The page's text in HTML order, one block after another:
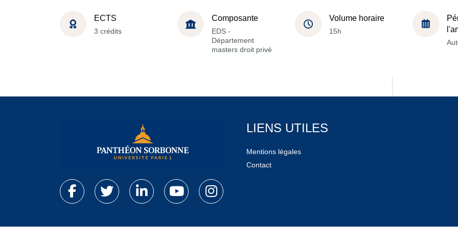
ECTS
3 crédits
Composante
EDS -
Département
masters droit privé
Volume horaire
15h
LIENS UTILES
Mentions légales
Contact